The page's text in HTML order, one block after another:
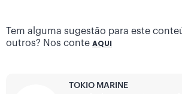
Tem alguma sugestão para este
outros? Nos conte AQUI
TOKIO MARINE